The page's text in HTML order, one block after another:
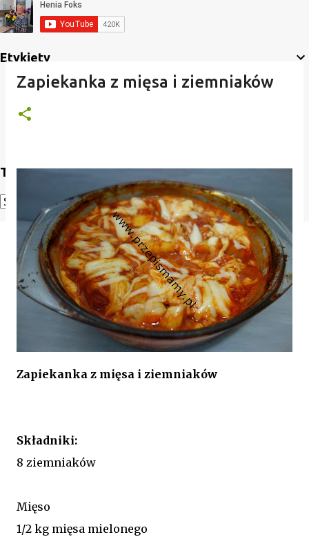
Etykiety
Translate
Powered by Translate
Zapiekanka z mięsa i ziemniaków
Zapiekanka z mięsa i ziemniaków
Składniki:
8 ziemniaków
Mięso
1/2 kg mięsa mielonego